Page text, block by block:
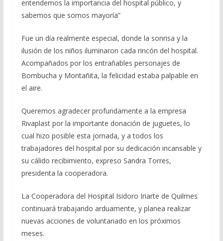
entendemos la importancia del hospital público, y
sabemos que somos mayoría”
Fue un día realmente especial, donde la sonrisa y la
ilusión de los niños iluminaron cada rincón del hospital.
Acompañados por los entrañables personajes de
Bombucha y Montañita, la felicidad estaba palpable en
el aire.
Queremos agradecer profundamente a la empresa
Rivaplast por la importante donación de juguetes, lo
cual hizo posible esta jornada, y a todos los
trabajadores del hospital por su dedicación incansable y
su cálido recibimiento, expreso Sandra Torres,
presidenta la cooperadora.
La Cooperadora del Hospital Isidoro Iriarte de Quilmes
continuará trabajando arduamente, y planea realizar
nuevas acciones de voluntariado en los próximos
meses.